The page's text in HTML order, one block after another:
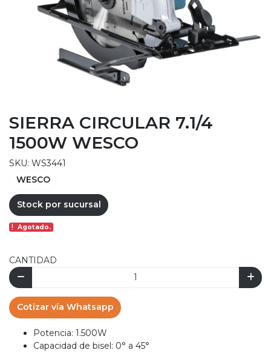
SIERRA CIRCULAR 7.1/4
1500W WESCO
SKU: WS3441
WESCO
Stock por sucursal
Agotado.
CANTIDAD
Cotizar vía Whatsapp
Potencia: 1.500W
Capacidad de bisel: 0° a 45°